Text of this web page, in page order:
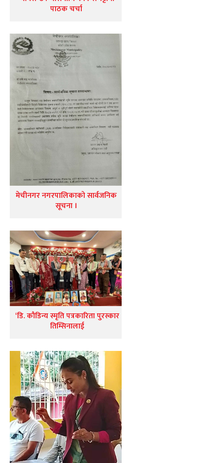
पाठक चर्चा
मेचीनगर नगरपालिकाको सार्वजनिक
सूचना ।
‘डि. कौडिन्य स्मृति पत्रकारिता पुरस्कार
तिम्सिनालाई